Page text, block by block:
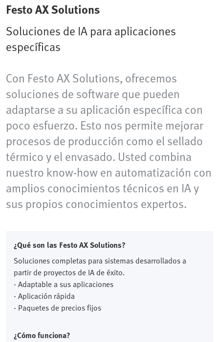
Festo AX Solutions
Soluciones de IA para aplicaciones
específicas
Con Festo AX Solutions, ofrecemos
soluciones de software que pueden
adaptarse a su aplicación específica con
poco esfuerzo. Esto nos permite mejorar
procesos de producción como el sellado
térmico y el envasado. Usted combina
nuestro know-how en automatización con
amplios conocimientos técnicos en IA y
sus propios conocimientos expertos.
¿Qué son las Festo AX Solutions?
Soluciones completas para sistemas desarrollados a
partir de proyectos de IA de éxito.
- Adaptable a sus aplicaciones
- Aplicación rápida
- Paquetes de precios fijos
¿Cómo funciona?